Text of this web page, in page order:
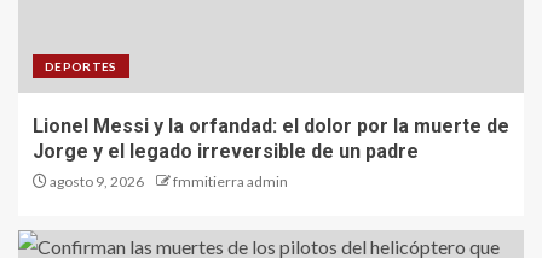
DEPORTES
Lionel Messi y la orfandad: el dolor por la muerte de
Jorge y el legado irreversible de un padre
agosto 9, 2026 fmmitierra admin